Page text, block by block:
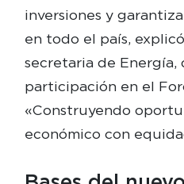
inversiones y
en todo el país,
secretaria de Energía,
participación en el
«Construyendo
económico con